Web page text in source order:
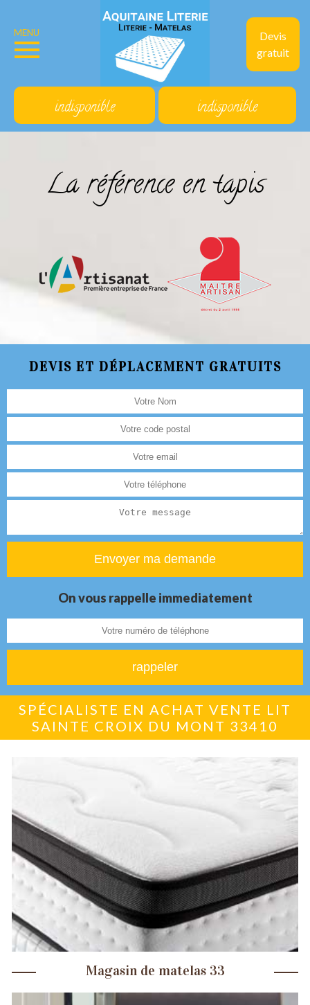
Devis
gratuit
MENU
indisponible indisponible
La référence en tapis
DEVIS ET DÉPLACEMENT GRATUITS
On vous rappelle immediatement
SPÉCIALISTE EN ACHAT VENTE LIT
SAINTE CROIX DU MONT 33410
Magasin de matelas 33